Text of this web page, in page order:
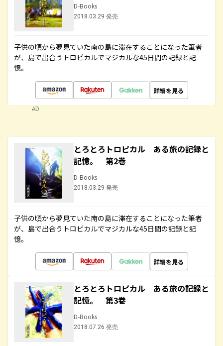
D-Books
2018.03.29 発売
子供の頃から夢見ていた南の島に滞在することになった筆者
が、島で出合うトロピカルでマジカルな45日間の記録と記
憶。
詳細を見る
AD
とろとろトロピカル ある旅の記録と
記憶。 第2巻
D-Books
2018.03.29 発売
子供の頃から夢見ていた南の島に滞在することになった筆者
が、島で出合うトロピカルでマジカルな45日間の記録と記
憶。
詳細を見る
とろとろトロピカル ある旅の記録と
記憶。 第3巻
D-Books
2018.07.26 発売